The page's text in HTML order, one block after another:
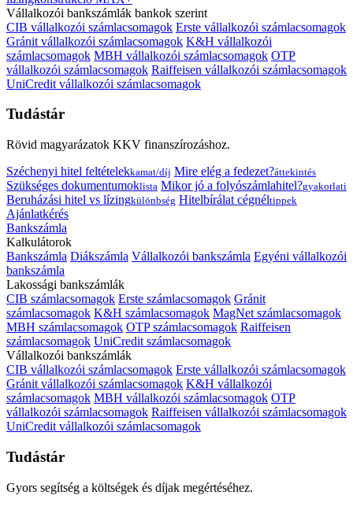
Vállalkozói bankszámlák bankok szerint
CIB vállalkozói számlacsomagok Erste vállalkozói számlacsomagok
Gránit vállalkozói számlacsomagok K&H vállalkozói
számlacsomagok MBH vállalkozói számlacsomagok OTP
vállalkozói számlacsomagok Raiffeisen vállalkozói számlacsomagok
UniCredit vállalkozói számlacsomagok
Tudástár
Rövid magyarázatok KKV finanszírozáshoz.
Széchenyi hitel feltételekkamat/díj Mire elég a fedezet?áttekintés
Szükséges dokumentumoklista Mikor jó a folyószámlahitel?gyakorlati
Beruházási hitel vs lízingkülönbség Hitelbírálat cégnéltippek
Ajánlatkérés
Bankszámla
Kalkulátorok
Bankszámla Diákszámla Vállalkozói bankszámla Egyéni vállalkozói
bankszámla
Lakossági bankszámlák
CIB számlacsomagok Erste számlacsomagok Gránit
számlacsomagok K&H számlacsomagok MagNet számlacsomagok
MBH számlacsomagok OTP számlacsomagok Raiffeisen
számlacsomagok UniCredit számlacsomagok
Vállalkozói bankszámlák
CIB vállalkozói számlacsomagok Erste vállalkozói számlacsomagok
Gránit vállalkozói számlacsomagok K&H vállalkozói
számlacsomagok MBH vállalkozói számlacsomagok OTP
vállalkozói számlacsomagok Raiffeisen vállalkozói számlacsomagok
UniCredit vállalkozói számlacsomagok
Tudástár
Gyors segítség a költségek és díjak megértéséhez.